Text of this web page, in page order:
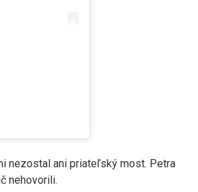
nezostal ani priateľský most. Petra
nehovorili.